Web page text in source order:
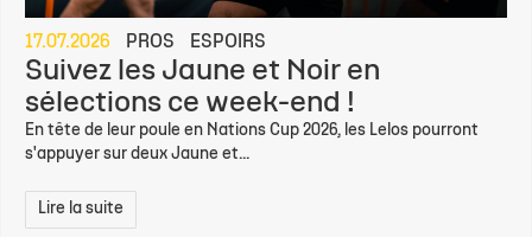
17.07.2026 PROS ESPOIRS
Suivez les Jaune et Noir en
sélections ce week-end !
En tête de leur poule en Nations Cup 2026, les Lelos pourront
s'appuyer sur deux Jaune et...
Lire la suite